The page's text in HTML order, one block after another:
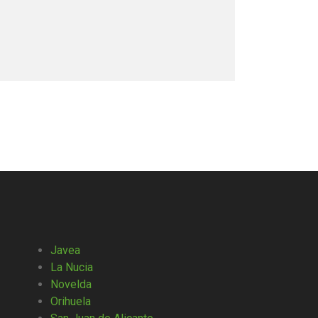
Javea
La Nucia
Novelda
Orihuela